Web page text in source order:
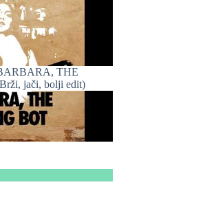
THE
jači, bolji edit)